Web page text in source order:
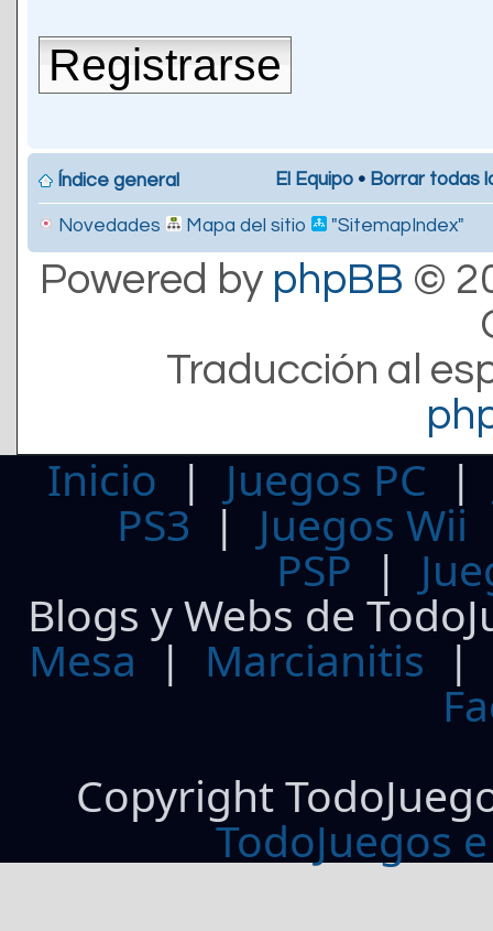
Registrarse
Índice general El Equipo • Borrar todas
Novedades Mapa del sitio "SitemapIndex"
Powered by phpBB ©
Traducción al
Inicio | Juegos PC
PS3| Juegos Wii
PSP |
Blogs y Webs de
Mesa | Marcianitis |
Copyright
TodoJuegos